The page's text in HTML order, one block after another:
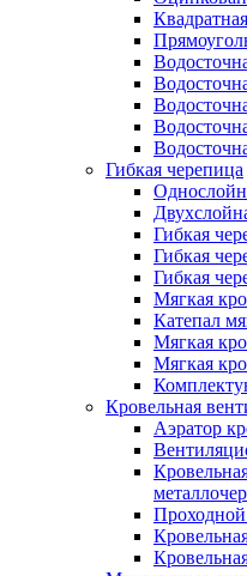
Гибкая черепица
Гибкая
Гибкая
Гибкая
Мягкая
Катепал
Мягкая
Мягкая
Кровельная
Аэратор
Проходной